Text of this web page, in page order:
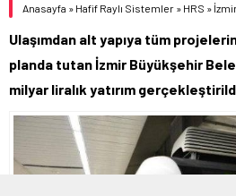
Anasayfa » Hafif Raylı Sistemler » HRS »
Ulaşımdan alt yapıya tüm
planda tutan İzmir Büyükşehir
milyar liralık yatırım